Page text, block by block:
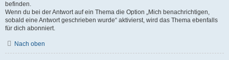
befinden.
Wenn du bei der Antwort auf ein Thema die Option „Mich benachrichtigen,
sobald eine Antwort geschrieben wurde“ aktivierst, wird das Thema ebenfalls
für dich abonniert.
Nach oben